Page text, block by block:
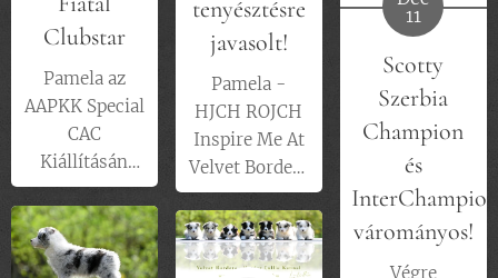
Clubstar
Pamela az
AAPKK Special
CAC
Kiállításán
növendék
ostályban EXC.
II., Res.CAC
címet ért el,
tenyésztésre
javasolt!
Pamela -
HJCH ROJCH
Inspire Me At
Velvet Borders
amellett, hogy
kézbe
vehettük a
11
Scotty
Szerbia
Champion
és
InterChampion
várományos!
Végre